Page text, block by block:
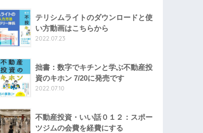
テリシムライトのダウンロードと使
い方動画はこちらから
2022.07.23
拙書：数字でキチンと学ぶ不動産投
資のキホン 7/20に発売です
2022.07.10
不動産投資・いい話０１２：スポー
ツジムの会費を経費にする